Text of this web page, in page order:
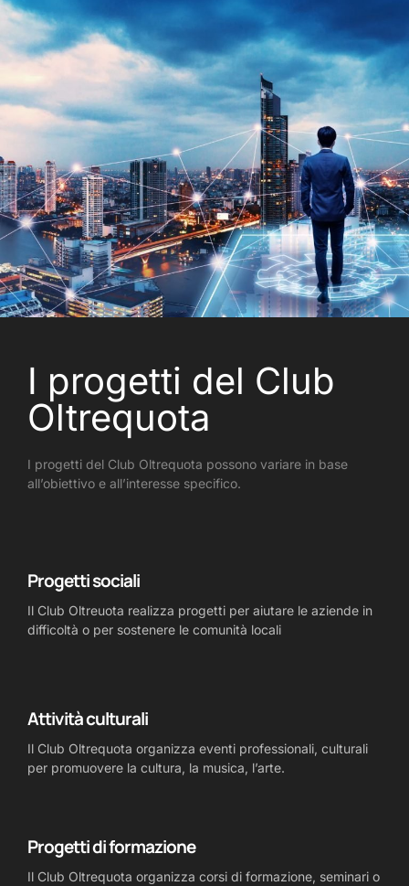
I progetti del Club
Oltrequota
I progetti del Club Oltrequota possono variare in base
all’obiettivo e all’interesse specifico.
Progetti sociali
Il Club Oltreuota realizza progetti per aiutare le aziende in
difficoltà o per sostenere le comunità locali
Attività culturali
Il Club Oltrequota organizza eventi professionali, culturali
per promuovere la cultura, la musica, l’arte.
Progetti di formazione
Il Club Oltrequota organizza corsi di formazione, seminari o